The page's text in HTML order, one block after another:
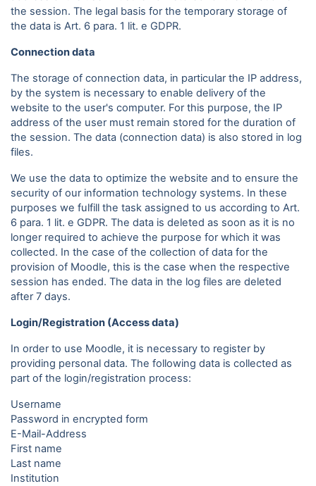
the session. The legal basis for the temporary storage of
the data is Art. 6 para. 1 lit. e GDPR.
Connection data
The storage of connection data, in particular the IP address,
by the system is necessary to enable delivery of the
website to the user's computer. For this purpose, the IP
address of the user must remain stored for the duration of
the session. The data (connection data) is also stored in log
files.
We use the data to optimize the website and to ensure the
security of our information technology systems. In these
purposes we fulfill the task assigned to us according to Art.
6 para. 1 lit. e GDPR. The data is deleted as soon as it is no
longer required to achieve the purpose for which it was
collected. In the case of the collection of data for the
provision of Moodle, this is the case when the respective
session has ended. The data in the log files are deleted
after 7 days.
Login/Registration (Access data)
In order to use Moodle, it is necessary to register by
providing personal data. The following data is collected as
part of the login/registration process:
Username
Password in encrypted form
E-Mail-Address
First name
Last name
Institution